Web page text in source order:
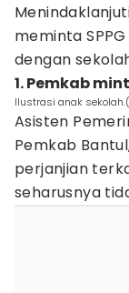
meminta
dengan
1. Pemkab
Ilustrasi anak
Asisten
Pemkab
perjanjian
seharusnya